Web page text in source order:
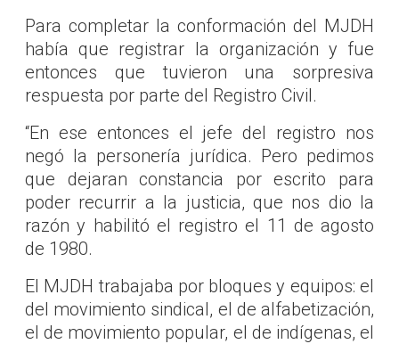
Para completar la conformación del MJDH
había que registrar la organización y fue
entonces que tuvieron una sorpresiva
respuesta por parte del Registro Civil.
“En ese entonces el jefe del registro nos
negó la personería jurídica. Pero pedimos
que dejaran constancia por escrito para
poder recurrir a la justicia, que nos dio la
razón y habilitó el registro el 11 de agosto
de 1980.
El MJDH trabajaba por bloques y equipos: el
del movimiento sindical, el de alfabetización,
el de movimiento popular, el de indígenas, el